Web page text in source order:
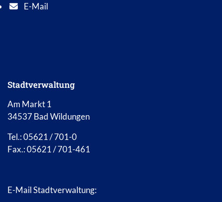
E-Mail
E-Mail Adresse: info@bad-wildungen.de
Stadtverwaltung
Am Markt 1
34537 Bad Wildungen
Tel.: 05621 / 701-0
Fax.: 05621 / 701-461
E-Mail Stadtverwaltung: